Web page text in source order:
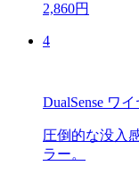
2,860円
4
DualSense ワ
圧倒的な没入
ラー。